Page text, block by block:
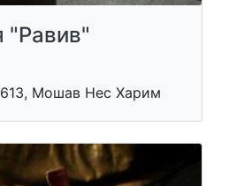
"Равив"
Мошав Нес Харим